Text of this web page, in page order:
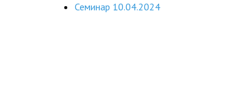
Семинар 10.04.2024